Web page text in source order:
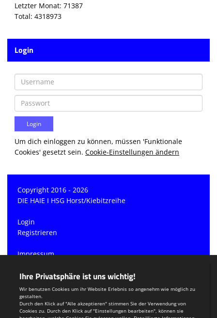
DIE HAIE I Intern
Letzter Monat: 71387
Total: 4318973
Login
Um dich einloggen zu können, müssen 'Funktionale
Cookies' gesetzt sein. Cookie-Einstellungen ändern
Copyright 2016 - 2026
DIE HAIE I HSG Horst/Kiebitzreihe
Login
Registrieren
Impressum
Teamsports 2
Dein Sportverein online